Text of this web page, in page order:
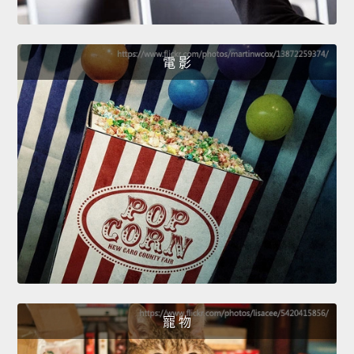
電 影
寵 物